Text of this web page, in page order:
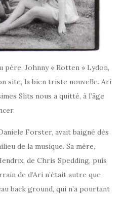
père, Johnny « Rotten » Lydon,
site, la bien triste nouvelle. Ari
Slits nous a quitté, à l’âge
Forster, avait baigné dès
de la musique. Sa mère,
de Chris Spedding, puis
de d’Ari n’était autre que
back ground, qui n’a pourtant